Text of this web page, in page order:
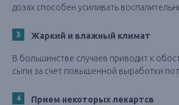
дозах способен усиливать
Жаркий и влажный климат
В большинстве случаев приводит к
сыпи за счет повышенной выработки
Прием некоторых лекартсв